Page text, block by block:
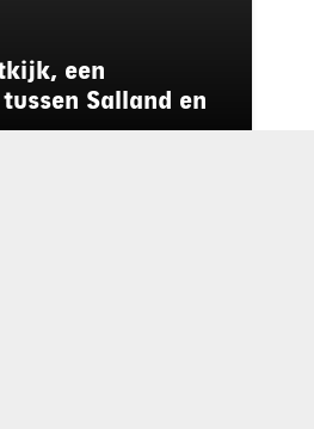
een
Salland en